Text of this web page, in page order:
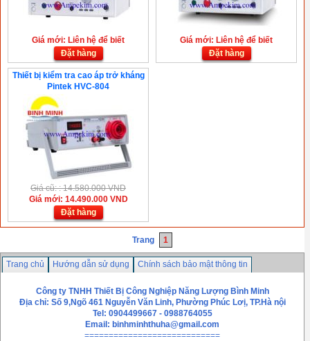
Giá mới: Liên hệ để biết
Đặt hàng
Giá mới: Liên hệ để biết
Đặt hàng
Thiết bị kiểm tra cao áp trở kháng
Pintek HVC-804
Giá cũ: : 14.580.000 VND
Giá mới: 14.490.000 VND
Đặt hàng
Trang 1
Trang chủ Hướng dẫn sử dụng
Chính sách bảo mật thông tin
Công ty TNHH Thiết Bị Công Nghiệp Năng Lượng Bình Minh
Địa chỉ: Số 9,Ngõ 461 Nguyễn Văn Linh, Phường Phúc Lơị, TP.Hà nội
Tel: 0904499667 - 0988764055
Email: binhminhthuha@gmail.com
============================